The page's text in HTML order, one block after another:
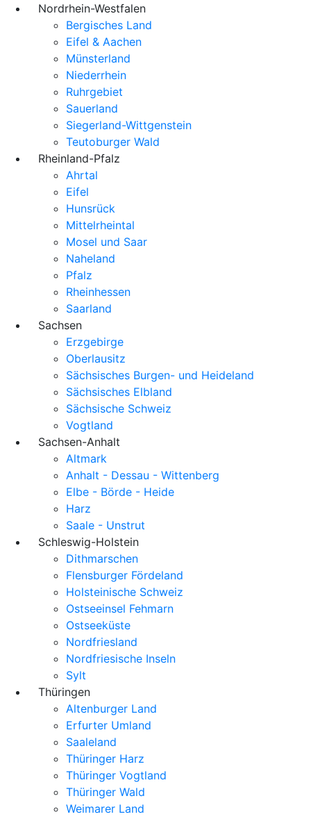
Nordrhein-Westfalen
Bergisches Land
Eifel & Aachen
Münsterland
Niederrhein
Ruhrgebiet
Sauerland
Siegerland-Wittgenstein
Teutoburger Wald
Rheinland-Pfalz
Ahrtal
Eifel
Hunsrück
Mittelrheintal
Mosel und Saar
Naheland
Pfalz
Rheinhessen
Saarland
Sachsen
Erzgebirge
Oberlausitz
Sächsisches Burgen- und Heideland
Sächsisches Elbland
Sächsische Schweiz
Vogtland
Sachsen-Anhalt
Altmark
Anhalt - Dessau - Wittenberg
Elbe - Börde - Heide
Harz
Saale - Unstrut
Schleswig-Holstein
Dithmarschen
Flensburger Fördeland
Holsteinische Schweiz
Ostseeinsel Fehmarn
Ostseeküste
Nordfriesland
Nordfriesische Inseln
Sylt
Thüringen
Altenburger Land
Erfurter Umland
Saaleland
Thüringer Harz
Thüringer Vogtland
Thüringer Wald
Weimarer Land